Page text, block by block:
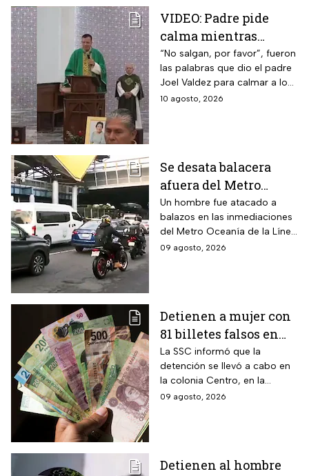
VIDEO: Padre pide
calma mientras
balacera interrumpe
misa en Los Mochis,
Sinaloa
“No salgan, por favor”, fueron
las palabras que dio el padre
Joel Valdez para calmar a los
feligreses que se encontraban
10 agosto, 2026
Se desata balacera
afuera del Metro
Oceanía en la CDMX;
hay heridos
Un hombre fue atacado a
balazos en las inmediaciones
del Metro Oceanía de la Línea
B del Metro CDMX.
09 agosto, 2026
Detienen a mujer con
81 billetes falsos en
CDMX: ¿Cómo
identificar “dinero
patito”?
La SSC informó que la
detención se llevó a cabo en
la colonia Centro, en la
alcaldía Cuauhtémoc; llevaba
09 agosto, 2026
Detienen al hombre